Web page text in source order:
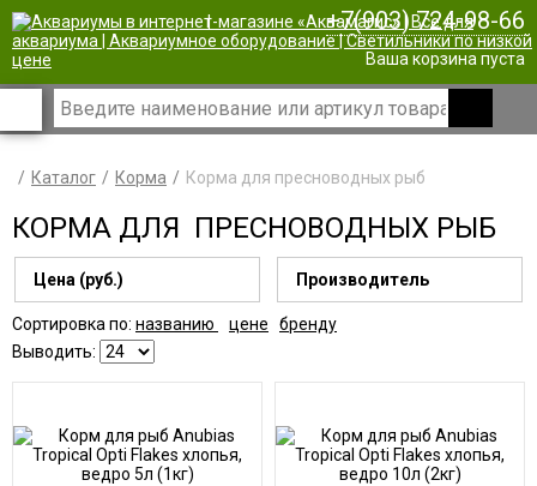
| +7(903) 724-98-66
Ваша корзина пуста
Каталог Корма Корма для пресноводных рыб
КОРМА ДЛЯ ПРЕСНОВОДНЫХ РЫБ
Цена (руб.) Производитель
Сортировка по: названию цене
бренду
Выводить: